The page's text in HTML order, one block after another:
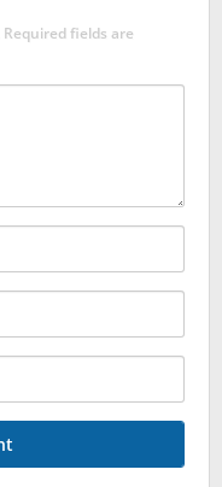
Required fields are